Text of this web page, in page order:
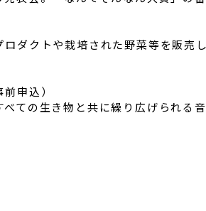
ダクトや栽培された野菜等を販売
申込）
ての生き物と共に繰り広げられる